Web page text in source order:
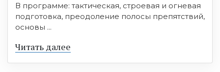
В программе: тактическая, строевая и огневая
подготовка, преодоление полосы препятствий,
основы ...
Читать далее